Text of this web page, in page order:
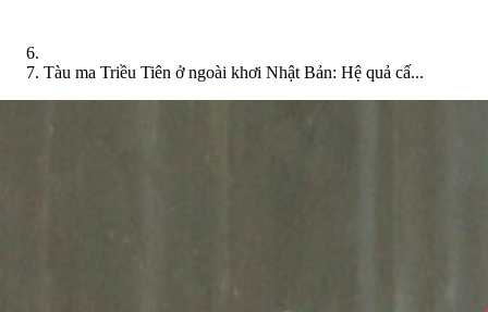
Tàu ma Triều Tiên ở ngoài khơi Nhật Bản: Hệ quả cấ...